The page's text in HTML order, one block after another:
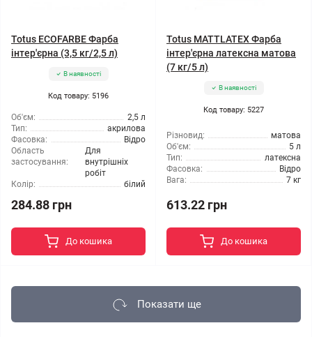
Totus ECOFARBE Фарба
інтер'єрна (3,5 кг/2,5 л)
В наявності
Код товару: 5196
Об'єм:
2,5 л
Тип:
акрилова
Фасовка:
Відро
Область
застосування:
Для
внутрішніх
робіт
Колір:
білий
284.88 грн
До кошика
Totus MATTLATEX Фарба
інтер'єрна латексна матова
(7 кг/5 л)
В наявності
Код товару: 5227
Різновид:
матова
Об'єм:
5 л
Тип:
латексна
Фасовка:
Відро
Вага:
7 кг
613.22 грн
До кошика
Показати ще